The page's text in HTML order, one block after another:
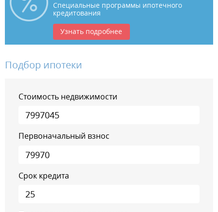
Специальные программы ипотечного
кредитования
Узнать подробнее
Подбор ипотеки
Стоимость недвижимости
Первоначальный взнос
Срок кредита